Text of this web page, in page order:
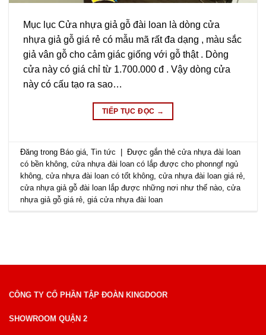
Mục lục Cửa nhựa giả gỗ đài loan là dòng cửa
nhựa giả gỗ giá rẻ có mẫu mã rất đa dạng , màu sắc
giả vân gỗ cho cảm giác giống với gỗ thật . Dòng
cửa này có giá chỉ từ 1.700.000 đ . Vậy dòng cửa
này có cấu tạo ra sao…
TIẾP TỤC ĐỌC →
Đăng trong Báo giá ,Tin tức | Được gắn thẻcửa nhựa đài loan
có bền không ,cửa nhựa đài loan có lắp được cho phonngf ngủ
không ,cửa nhựa đài loan có tốt không ,cửa nhựa đài loan giá rẻ
cửa nhựa giả gỗ đài loan lắp được những nơi như thế nào ,cửa
nhựa giả gỗ giá rẻ ,giá cửa nhựa đài loan
CÔNG TY CỔ PHẦN TẬP ĐOÀN KINGDOOR
SHOWROOM QUẬN 2